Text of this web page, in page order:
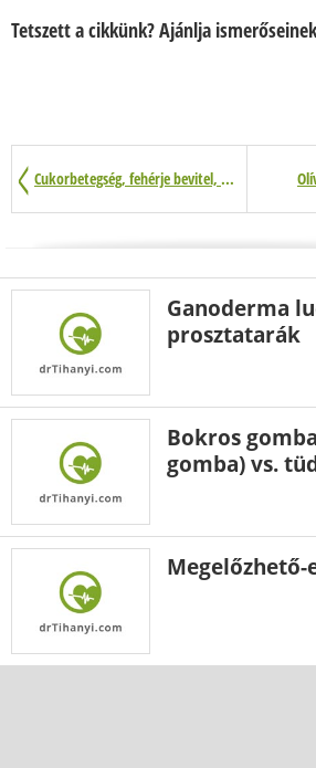
Tetszett a cikkünk? Ajánlja
Cukorbetegség, fehérje bevitel, rákos daganatok
Ganoderma
prosztatarák
Bokros
gomba) vs.
Megelőzhető-